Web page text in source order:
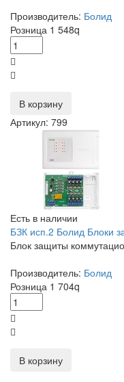
Производитель: Болид
Розница 1 548q
В корзину
Артикул: 799
Есть в наличии
БЗК исп.2 Болид Блоки
Блок защиты
Производитель: Болид
Розница 1 704q
В корзину